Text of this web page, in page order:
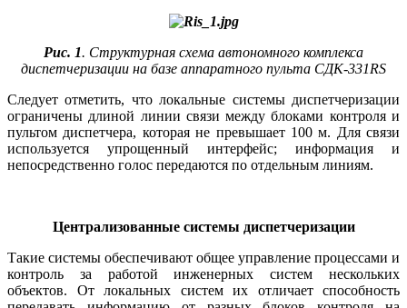
Рис. 1. Структурная схема автономного комплекса
диспетчеризации на базе аппаратного пульта СДК-331RS
Следует отметить, что локальные системы диспетчеризации
ограничены длиной линии связи между блоками контроля и
пультом диспетчера, которая не превышает 100 м. Для связи
используется упрощенный интерфейс; информация и
непосредственно голос передаются по отдельным линиям.
Централизованные системы диспетчеризации
Такие системы обеспечивают общее управление процессами и
контроль за работой инженерных систем нескольких
объектов. От локальных систем их отличает способность